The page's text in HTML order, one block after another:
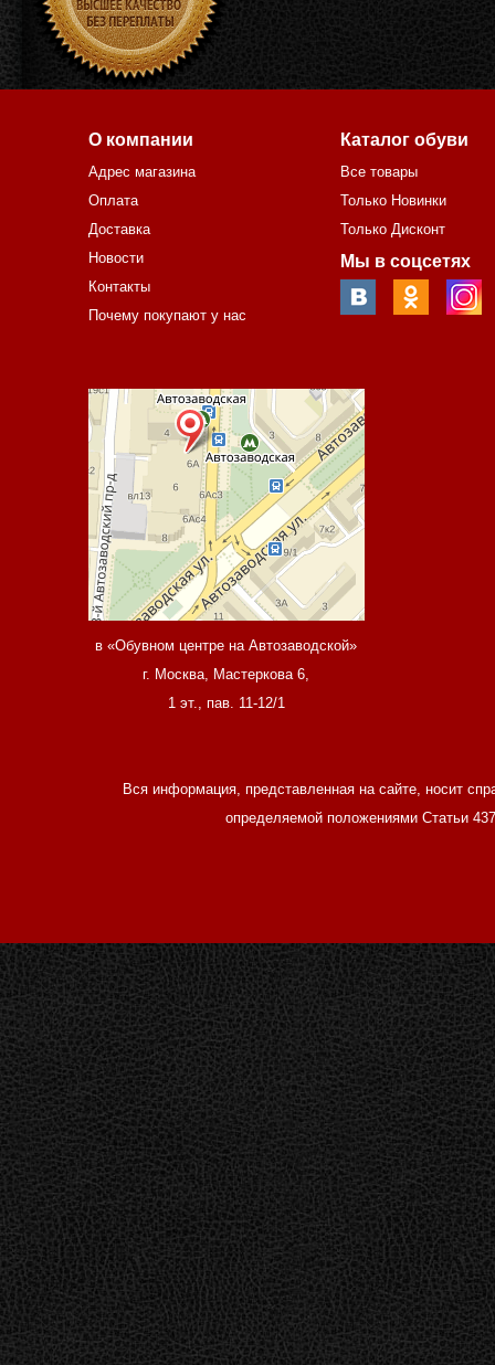
О компании
Адрес магазина
Оплата
Доставка
Новости
Контакты
Почему покупают у нас
Каталог обуви
Все товары
Только Новинки
Только Дисконт
Мы в соцсетях
в «Обувном центре на Автозаводской»
г. Москва, Мастеркова 6,
1 эт., пав. 11-12/1
Вся информация, представленная на сайте, носит
определяемой положениями Статьи